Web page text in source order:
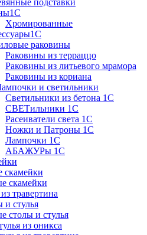
подставки
Хромированные
раковины
Раковины из терраццо
Раковины из литьевого мрамора
Раковины из кориана
и светильники
Светильники из бетона 1С
СВЕТильники 1С
Расеиватели света 1С
Ножки и Патроны 1С
Лампочки 1С
АБАЖУРы 1С
скамейки
скамейки
травертина
стулья
столы и стулья
из оникса